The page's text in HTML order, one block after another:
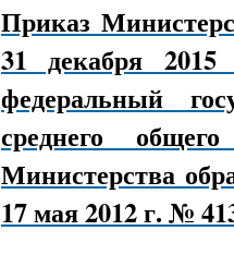
Приказ
31 декабря
федеральный
среднего
Министерства
17 мая 2012 г. №